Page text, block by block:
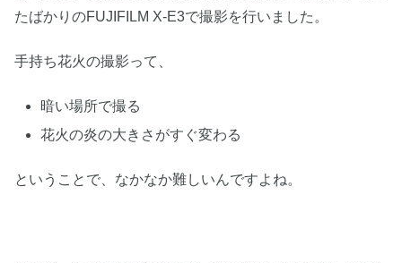
たばかりのFUJIFILM X-E3で撮影を行いました。
手持ち花火の撮影って、
暗い場所で撮る
花火の炎の大きさがすぐ変わる
ということで、なかなか難しいんですよね。